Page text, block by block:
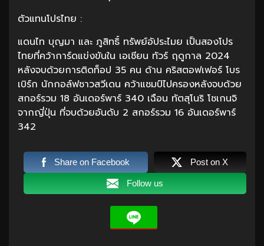
ตัวแทนโปรไทย :
แดนไท บุญมา และ ภูสิทธิ์ ทรัพย์อัประไมย เป็นสองโปร
ไทยที่คว้าการ์ดแข่งขันใน เอเชียน ทัวร์ ฤดูกาล 2024
หลังจบด้วยการติดท็อป 35 คน ด้าน คริสตอฟเฟอร์ โบร
เบิร์ก นักกอล์ฟชาวสวีเดน คว้าแชมป์ไปครองหลังจบด้วย
สกอร์รวม 18 อันเดอร์พาร์ 340 เฉือน ทัตสุโนริ โชเกนจิ
จากญี่ปุ่น ที่จบด้วยอันดับ 2 สกอร์รวม 16 อันเดอร์พาร์
342
Share on Facebook Post on X
Follow us